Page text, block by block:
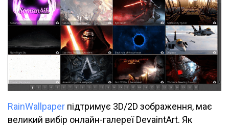
RainWallpaper підтримує 3D/2D зображення, має
великий вибір онлайн-галереї DevaintArt. Як